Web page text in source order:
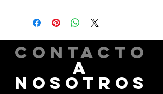
CONTACTO
A
NOSOTROS